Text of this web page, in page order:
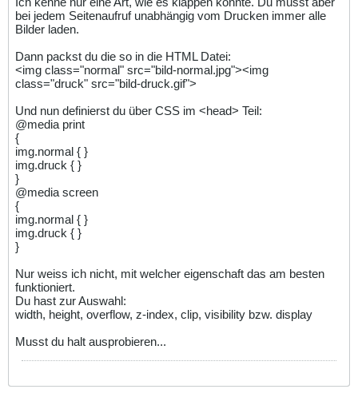
bei jedem Seitenaufruf unabhängig vom Drucken immer alle
Bilder laden.
Dann packst du die so in die HTML Datei:
<img class="normal" src="bild-normal.jpg"><img
class="druck" src="bild-druck.gif">
Und nun definierst du über CSS im <head> Teil:
@media print
{
img.normal { }
img.druck { }
}
@media screen
{
img.normal { }
img.druck { }
}
Nur weiss ich nicht, mit welcher eigenschaft das am besten
funktioniert.
Du hast zur Auswahl:
width, height, overflow, z-index, clip, visibility bzw. display
Musst du halt ausprobieren...